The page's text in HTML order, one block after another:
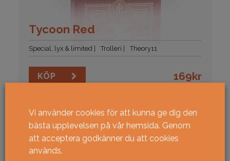
Tycoon Red
Special, lyx & limited Trolleri Theory11
KÖP 169kr
Vi använder cookies för att kunna ge dig den
bästa upplevelsen på vår hemsida. Genom
att acceptera godkänner du att cookies
används.